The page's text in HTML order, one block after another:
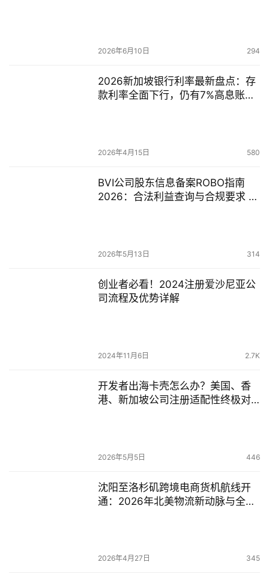
2026年6月10日 294
2026新加坡银行利率最新盘点：存
款利率全面下行，仍有7%高息账户
2026年4月15日 580
BVI公司股东信息备案ROBO指南
2026：合法利益查询与合规要求 |
2026年5月13日 314
创业者必看！2024注册爱沙尼亚公
司流程及优势详解
2024年11月6日 2.7K
开发者出海卡壳怎么办？美国、香
港、新加坡公司注册适配性终极对
2026年5月5日 446
沈阳至洛杉矶跨境电商货机航线开
通：2026年北美物流新动脉与全球
2026年4月27日 345